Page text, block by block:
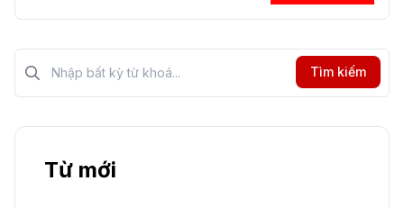
Tìm kiếm?>
Tìm kiếm
Từ mới